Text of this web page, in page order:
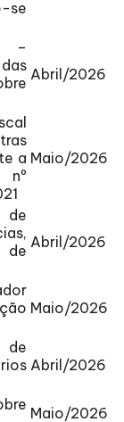
se
–
Abril/2026
a
nº
Maio/2026
de Abril/2026
Maio/2026
de
Abril/2026
Maio/2026